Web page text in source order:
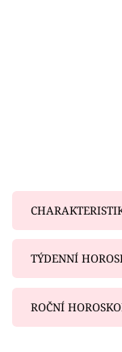
Sledujte nás
TÝDENNÍ
ROČNÍ